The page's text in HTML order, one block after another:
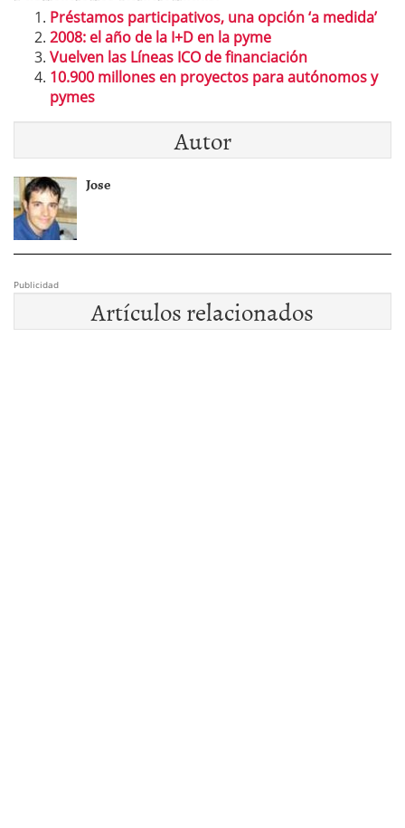
Préstamos participativos, una opción ‘a medida’
2008: el año de la I+D en la pyme
Vuelven las Líneas ICO de financiación
10.900 millones en proyectos para autónomos y
pymes
Autor
Jose
Publicidad
Artículos relacionados